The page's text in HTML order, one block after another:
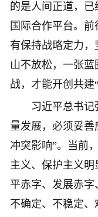
的是人间正道，
国际合作平台。
有保持战略定力
山不放松，一张
战，才能开创共建
习近平总书记强
量发展，必须妥
冲突影响”。当前
主义、保护主义
平赤字、发展赤字
不确定、不稳定